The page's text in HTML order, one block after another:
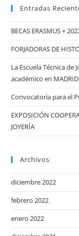
Entradas
BECAS ERASMUS +
FORJADORAS DE
La Escuela Técnica
académico en MADRID
Convocatoria para el
EXPOSICIÓN
JOYERÍA
Archivos
diciembre 2022
febrero 2022
enero 2022